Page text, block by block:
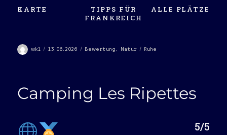
KARTE
TIPPS FÜR
FRANKREICH
ALLE PLÄTZE
Autor
wkl
Veröffentlicht
13.06.2026 Kategorien
Bewertung , Natur Schlagwörter
Ruhe
Camping Les Ripettes
5/5